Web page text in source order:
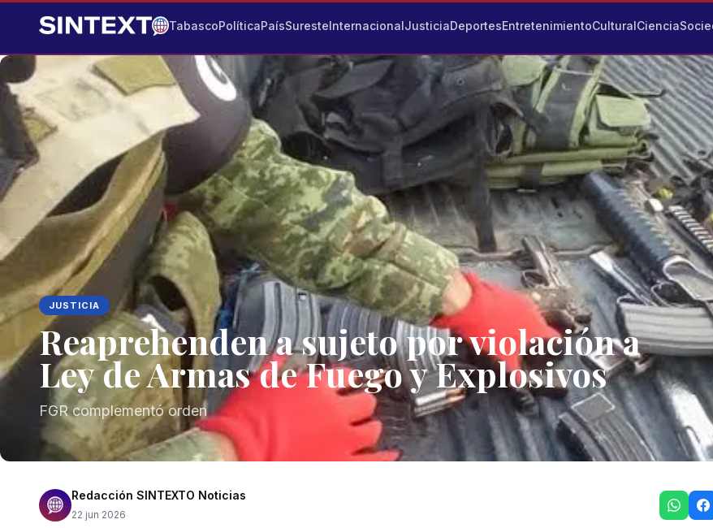
TabascoPolíticaPaísSuresteInternacionalJusticiaDeportesEntretenimientoCulturalCiencia
JUSTICIA
Reaprehenden a sujeto por violación a
Ley de Armas de Fuego y Explosivos
FGR complementó orden
Redacción SINTEXTO Noticias
22 jun 2026